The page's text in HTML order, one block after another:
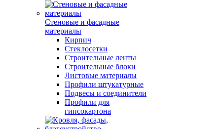
Стеновые и фасадные
материалы
Кирпич
Стеклосетки
Строительные ленты
Строительные блоки
Листовые материалы
Профили штукатурные
Подвесы и соединители
Профили для
гипсокартона